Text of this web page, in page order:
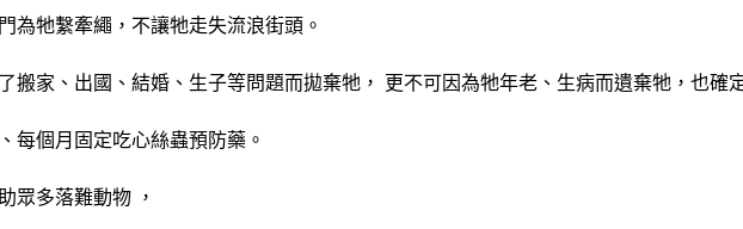
為牠繫牽繩，不讓牠走失流浪街頭。
搬家、出國、結婚、生子等問題而拋棄牠， 更不可因為牠年老、生病而遺棄牠，也確
每個月固定吃心絲蟲預防藥。
眾多落難動物 ，